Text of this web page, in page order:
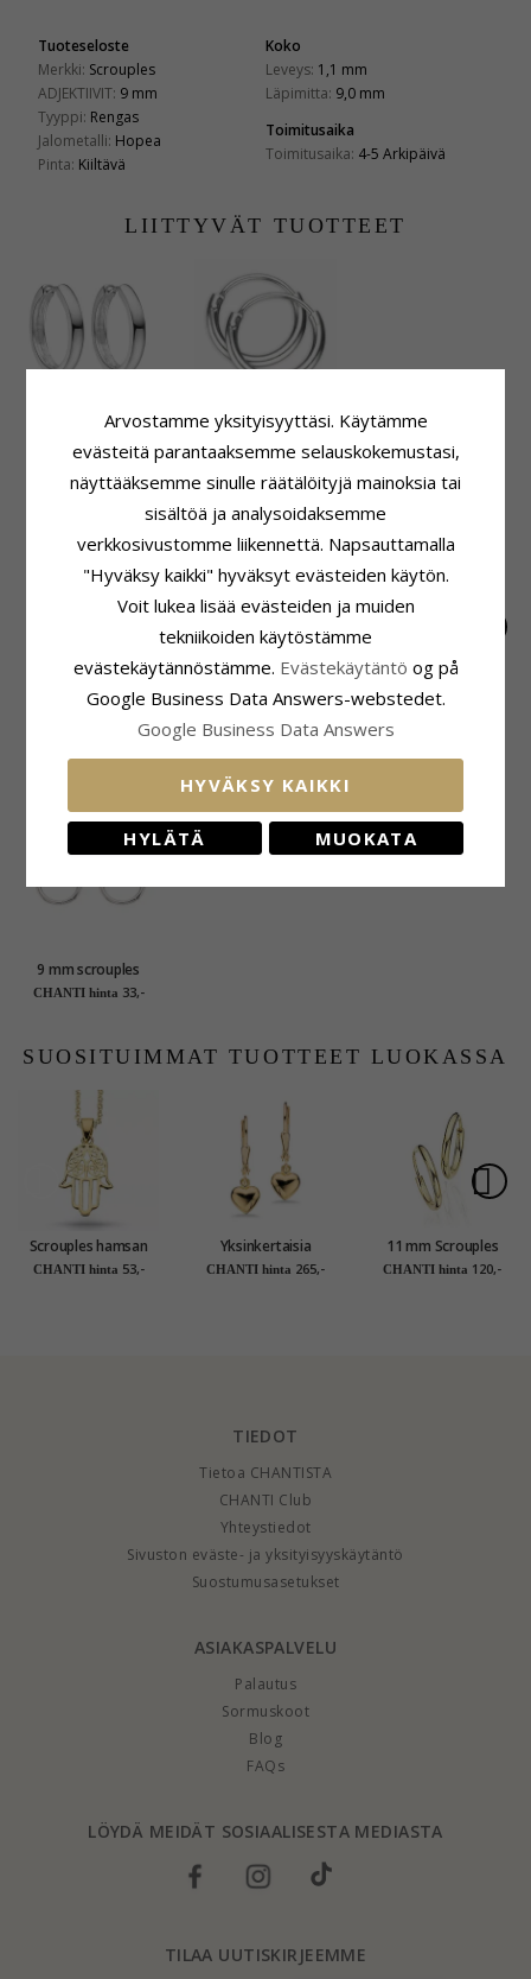
Tuoteseloste
Merkki: Scrouples
ADJEKTIIVIT: 9 mm
Tyyppi: Rengas
Jalometalli: Hopea
Pinta: Kiiltävä
Koko
Leveys: 1,1 mm
Läpimitta: 9,0 mm
Toimitusaika
Toimitusaika: 4-5 Arkipäivä
LIITTYVÄT TUOTTEET
20 mm Støvring
Design rengas hopea
11 mm Scrouples
rengas hopea
ASIAKKAAT OSTAVAT MYÖS
2 mm Støvring
Design kuula
korvarenkaat hopea
14,-
14 mm NORDAHL
ANDERSEN pyöreitä
rengas hopea
3 mm Støvring
Design kuula
ÄSKETTÄIN KATSOTUT TUOTTEET
9 mm scrouples
rengas hopea
CHANTI hinta 33,-
SUOSITUIMMAT TUOTTEET LUOKASSA
Scrouples hamsan
käsi riipus jossa on
CHANTI hinta 53,-
Yksinkertaisia
Scrouples sydän
CHANTI hinta 265,-
11 mm Scrouples
rengas 14 karaatin
CHANTI hinta 120,-
TIEDOT
Tietoa CHANTISTA
CHANTI Club
Yhteystiedot
Sivuston eväste- ja yksityisyyskäytäntö
Suostumusasetukset
ASIAKASPALVELU
Palautus
Sormuskoot
Blog
FAQs
LÖYDÄ MEIDÄT SOSIAALISESTA MEDIASTA
TILAA UUTISKIRJEEMME
Arvostamme yksityisyyttäsi. Käytämme
evästeitä parantaaksemme selauskokemustasi,
näyttääksemme sinulle räätälöityjä mainoksia tai
sisältöä ja analysoidaksemme
verkkosivustomme liikennettä. Napsauttamalla
"Hyväksy kaikki" hyväksyt evästeiden käytön.
Voit lukea lisää evästeiden ja muiden
tekniikoiden käytöstämme
evästekäytännöstämme. Evästekäytäntö og på
Google Business Data Answers-webstedet.
Google Business Data Answers
HYVÄKSY KAIKKI
HYLÄTÄ MUOKATA